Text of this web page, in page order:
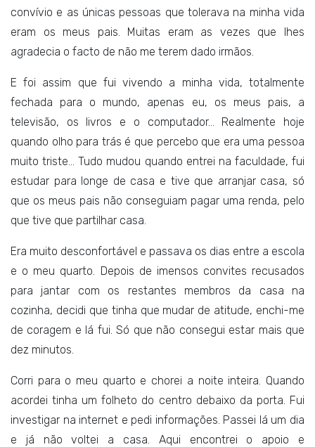
convívio e as únicas pessoas que tolerava na minha vida
eram os meus pais. Muitas eram as vezes que lhes
agradecia o facto de não me terem dado irmãos.
E foi assim que fui vivendo a minha vida, totalmente
fechada para o mundo, apenas eu, os meus pais, a
televisão, os livros e o computador… Realmente hoje
quando olho para trás é que percebo que era uma pessoa
muito triste… Tudo mudou quando entrei na faculdade, fui
estudar para longe de casa e tive que arranjar casa, só
que os meus pais não conseguiam pagar uma renda, pelo
que tive que partilhar casa.
Era muito desconfortável e passava os dias entre a escola
e o meu quarto. Depois de imensos convites recusados
para jantar com os restantes membros da casa na
cozinha, decidi que tinha que mudar de atitude, enchi-me
de coragem e lá fui. Só que não consegui estar mais que
dez minutos.
Corri para o meu quarto e chorei a noite inteira. Quando
acordei tinha um folheto do centro debaixo da porta. Fui
investigar na internet e pedi informações. Passei lá um dia
e já não voltei a casa. Aqui encontrei o apoio e